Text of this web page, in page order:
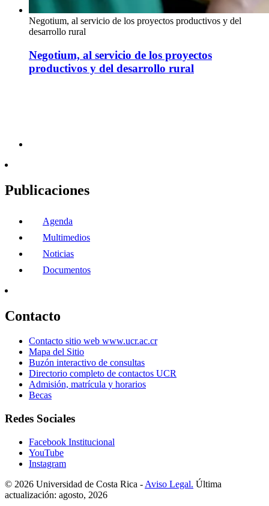
Negotium, al servicio de los proyectos productivos y del
desarrollo rural
Negotium, al servicio de los proyectos
productivos y del desarrollo rural
Publicaciones
Agenda
Multimedios
Noticias
Documentos
Contacto
Contacto sitio web www.ucr.ac.cr
Mapa del Sitio
Buzón interactivo de consultas
Directorio completo de contactos UCR
Admisión, matrícula y horarios
Becas
Redes Sociales
Facebook Institucional
YouTube
Instagram
© 2026 Universidad de Costa Rica - Aviso Legal. Última
actualización: agosto, 2026